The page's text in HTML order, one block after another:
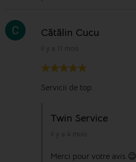
Cătălin Cucu
il y a 11 mois
Servicii de top.
Twin Service
il y a 4 mois
Merci pour votre avis 😉